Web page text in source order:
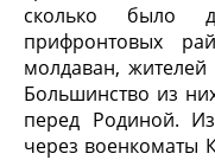
сколько было
прифронтовых
молдаван,
Большинство из
перед Родиной.
через военкоматы